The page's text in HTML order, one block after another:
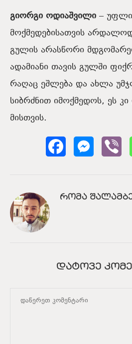
გიორგი ოდიაშვილი –
მოქმედებისათვის
გულის არასწორი
ადამიანი თავის გულში
რაღაც ეშლება და ახლა
სიბრძნით იმოქმედოს, ეს
მისთვის.
ᲠᲝᲛᲐ
ᲓᲐᲢᲝᲕᲔ